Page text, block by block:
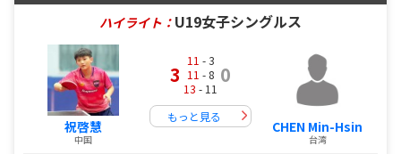
ハイライト： U19女子シングルス
祝啓慧
中国
3
11 - 3
11 - 8
13 - 11
0
もっと見る
CHEN Min-Hsin
台湾